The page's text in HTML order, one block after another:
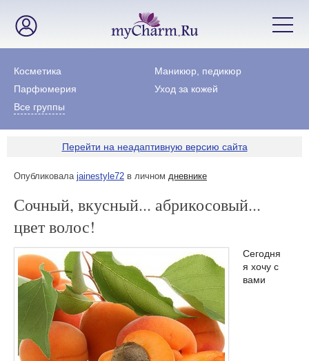
Косметика
Маникюр, педикюр
Парфюмерия
Уход за кожей
Все группы
Перейти на неадаптивную версию сайта
Опубликовала jainestyle72 в личном дневнике
Сочный, вкусный... абрикосовый...
цвет волос!
Сегодня
я хочу с
вами